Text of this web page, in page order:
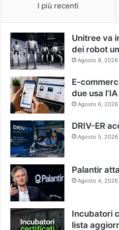
I più recenti
Unitree va
dei robot
Agosto 8, 2026
E-
due usa
Agosto 6, 2026
DRIV-ER
Agosto 5, 2026
Palantir
Agosto 4, 2026
Incubatori
lista